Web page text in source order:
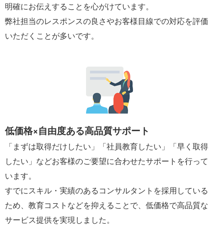
明確にお伝えすることを心がけています。
弊社担当のレスポンスの良さやお客様目線での対応を評価
いただくことが多いです。
低価格×自由度ある高品質サポート
「まずは取得だけしたい」「社員教育したい」「早く取得
したい」などお客様のご要望に合わせたサポートを行って
います。
すでにスキル・実績のあるコンサルタントを採用している
ため、教育コストなどを抑えることで、低価格で高品質な
サービス提供を実現しました。